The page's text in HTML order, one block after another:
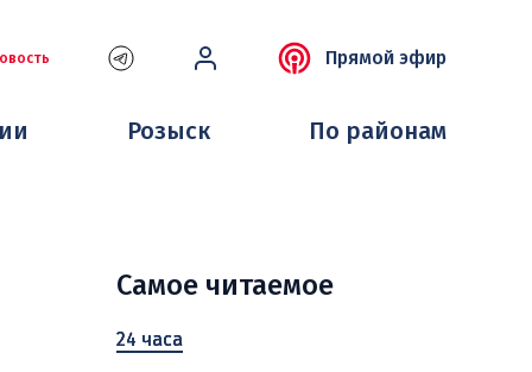
Прямой эфир
Розыск По районам
Самое читаемое
24 часа